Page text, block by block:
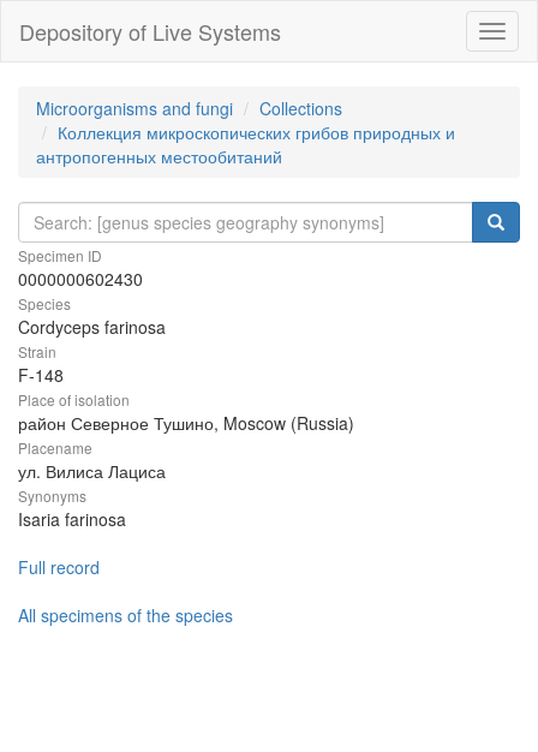
Depository of Live Systems
Microorganisms and fungi
Collections
Коллекция микроскопических грибов природных и
антропогенных местообитаний
Specimen ID
0000000602430
Species
Cordyceps farinosa
Strain
F-148
Place of isolation
район Северное Тушино, Moscow (Russia)
Placename
ул. Вилиса Лациса
Synonyms
Isaria farinosa
Full record
All specimens of the species